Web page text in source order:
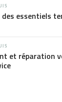
essentiels
et réparation